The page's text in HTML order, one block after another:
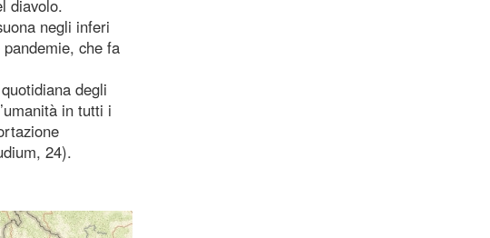
diavolo.
negli inferi
che fa
degli
in tutti i
24).